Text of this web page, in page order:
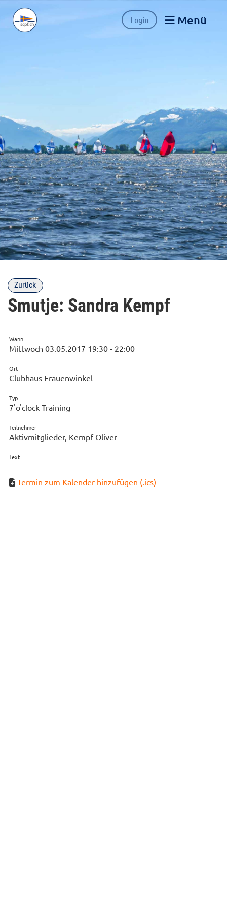
Login Menü
Zurück
Smutje: Sandra Kempf
Wann
Mittwoch 03.05.2017 19:30 - 22:00
Ort
Clubhaus Frauenwinkel
Typ
7'o'clock Training
Teilnehmer
Aktivmitglieder, Kempf Oliver
Text
Termin zum Kalender hinzufügen (.ics)